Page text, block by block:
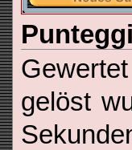
gelöst